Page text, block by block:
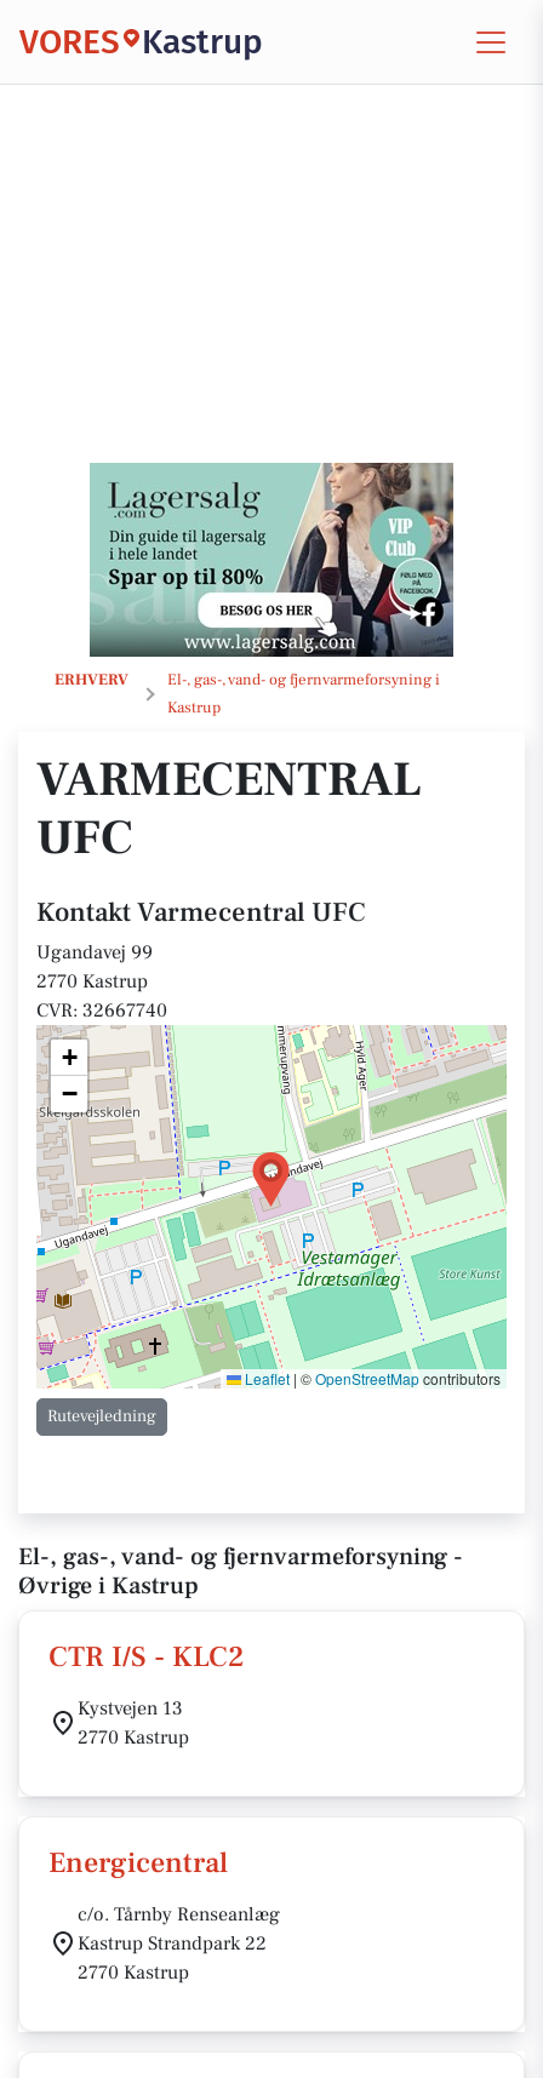
VORES Kastrup
ERHVERV
El-, gas-, vand- og fjernvarmeforsyning i
Kastrup
Varmecentral UFC
VARMECENTRAL
UFC
Kontakt Varmecentral UFC
Ugandavej 99
2770 Kastrup
CVR: 32667740
+
−
Leaflet | ©OpenStreetMapcontributors
Rutevejledning
El-, gas-, vand- og fjernvarmeforsyning -
Øvrige i Kastrup
CTR I/S - KLC2
Kystvejen 13
2770 Kastrup
Energicentral
c/o. Tårnby Renseanlæg
Kastrup Strandpark 22
2770 Kastrup